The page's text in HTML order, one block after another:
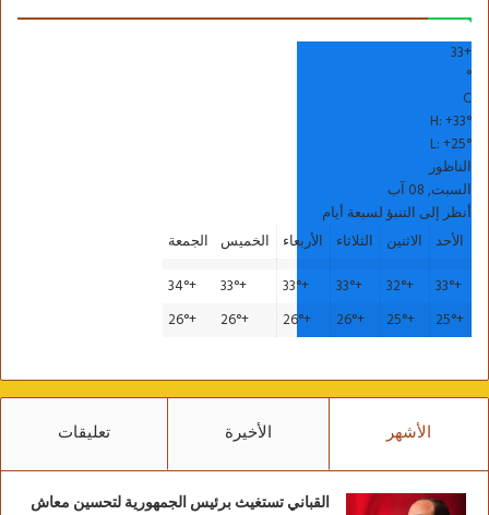
+
33
°
C
H:+33°
L:+25°
الناظور
السبت, 08 آب
أنظر إلى التنبؤ لسبعة أيام
الأحد
الاثنين الثلاثاء الأربعاء الخميس الجمعة
+
33°
+
32°
+
33°
+
33°
+
33°
+
34°
+
25°
+
25°
+
26°
+
26°
+
26°
+
26°
الأشهر الأخيرة تعليقات
القباني تستغيث برئيس الجمهورية لتحسين معاش